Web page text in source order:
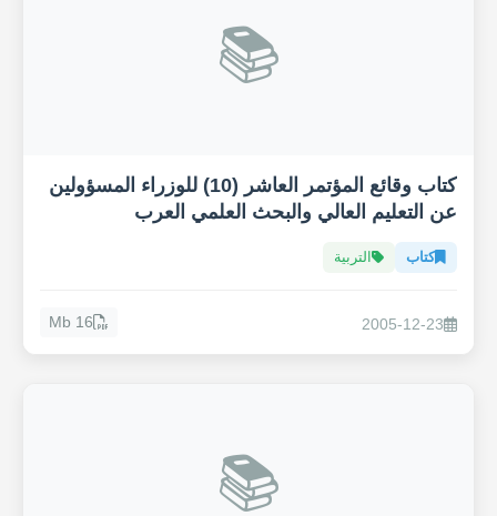
📚
كتاب وقائع المؤتمر العاشر (10) للوزراء المسؤولين
عن التعليم العالي والبحث العلمي العرب
كتاب التربية
2005-12-23
16 Mb
📚